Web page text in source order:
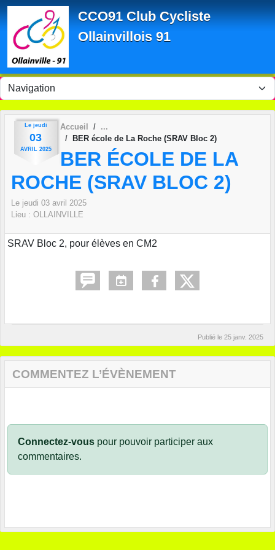
CCO91 Club Cycliste
Ollainvillois 91
Le jeudi
03
AVRIL 2025
Accueil
BER école de La Roche (SRAV Bloc 2)
BER ÉCOLE DE LA
ROCHE (SRAV BLOC 2)
Le jeudi 03 avril 2025
Lieu : OLLAINVILLE
SRAV Bloc 2, pour élèves en CM2
Publié le 25 janv. 2025
COMMENTEZ L’ÉVÈNEMENT
Connectez-vous pour pouvoir participer aux
commentaires.
Panneau de gestion des cookies